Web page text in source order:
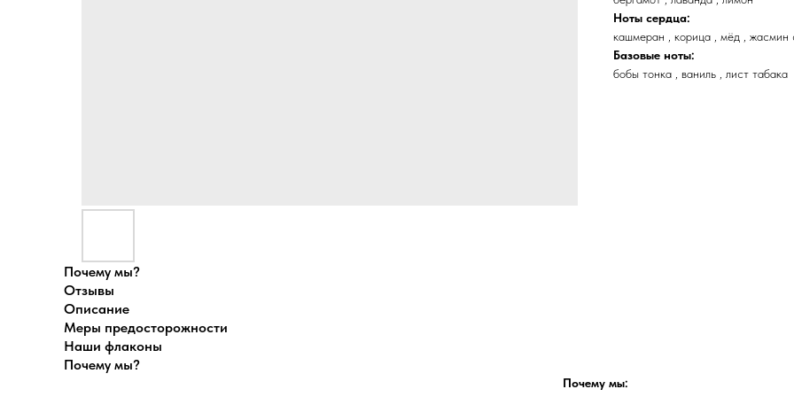
Ноты сердца:
кашмеран , корица , мёд , жасмин
Базовые ноты:
бобы тонка , ваниль , лист табака
Почему мы?
Отзывы
Описание
Меры предосторожности
Наши флаконы
Почему мы?
Почему мы: